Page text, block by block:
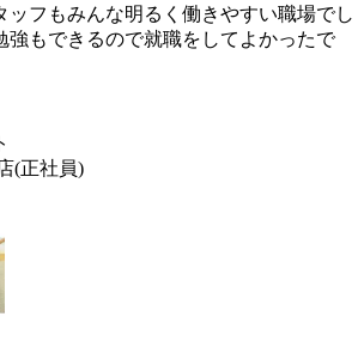
ッフもみんな明るく働きやすい職場でし
強もできるので就職をしてよかったで
(正社員)